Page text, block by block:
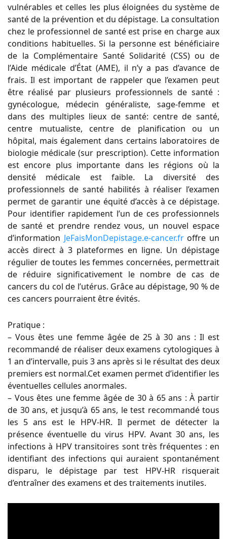
vulnérables et celles les plus éloignées du système de
santé de la prévention et du dépistage. La consultation
chez le professionnel de santé est prise en charge aux
conditions habituelles. Si la personne est bénéficiaire
de la Complémentaire Santé Solidarité (CSS) ou de
l’Aide médicale d’État (AME), il n’y a pas d’avance de
frais. Il est important de rappeler que l’examen peut
être réalisé par plusieurs professionnels de santé :
gynécologue, médecin généraliste, sage-femme et
dans des multiples lieux de santé: centre de santé,
centre mutualiste, centre de planification ou un
hôpital, mais également dans certains laboratoires de
biologie médicale (sur prescription). Cette information
est encore plus importante dans les régions où la
densité médicale est faible. La diversité des
professionnels de santé habilités à réaliser l’examen
permet de garantir une équité d’accès à ce dépistage.
Pour identifier rapidement l’un de ces professionnels
de santé et prendre rendez­ vous, un nouvel espace
d’information JeFaisMonDepistage.e-cancer.froffre un
accès direct à 3 plateformes en ligne. Un dépistage
régulier de toutes les femmes concernées, permettrait
de réduire significativement le nombre de cas de
cancers du col de l’utérus. Grâce au dépistage, 90 % de
ces cancers pourraient être évités.
Pratique :
– Vous êtes une femme âgée de 25 à 30 ans : Il est
recommandé de réaliser deux examens cytologiques à
1 an d’intervalle, puis 3 ans après si le résultat des deux
premiers est normal.Cet examen permet d’identifier les
éventuelles cellules anormales.
– Vous êtes une femme âgée de 30 à 65 ans : À partir
de 30 ans, et jusqu’à 65 ans, le test recommandé tous
les 5 ans est le HPV-HR. Il permet de détecter la
présence éventuelle du virus HPV. Avant 30 ans, les
infections à HPV transitoires sont très fréquentes : en
identifiant des infections qui auraient spontanément
disparu, le dépistage par test HPV-HR risquerait
d’entraîner des examens et des traitements inutiles.